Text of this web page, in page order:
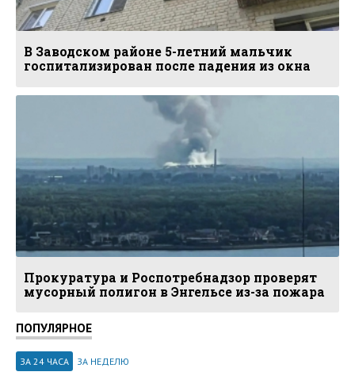
В Заводском районе 5-летний мальчик
госпитализирован после падения из окна
Прокуратура и Роспотребнадзор проверят
мусорный полигон в Энгельсе из-за пожара
ПОПУЛЯРНОЕ
ЗА 24 ЧАСА ЗА НЕДЕЛЮ